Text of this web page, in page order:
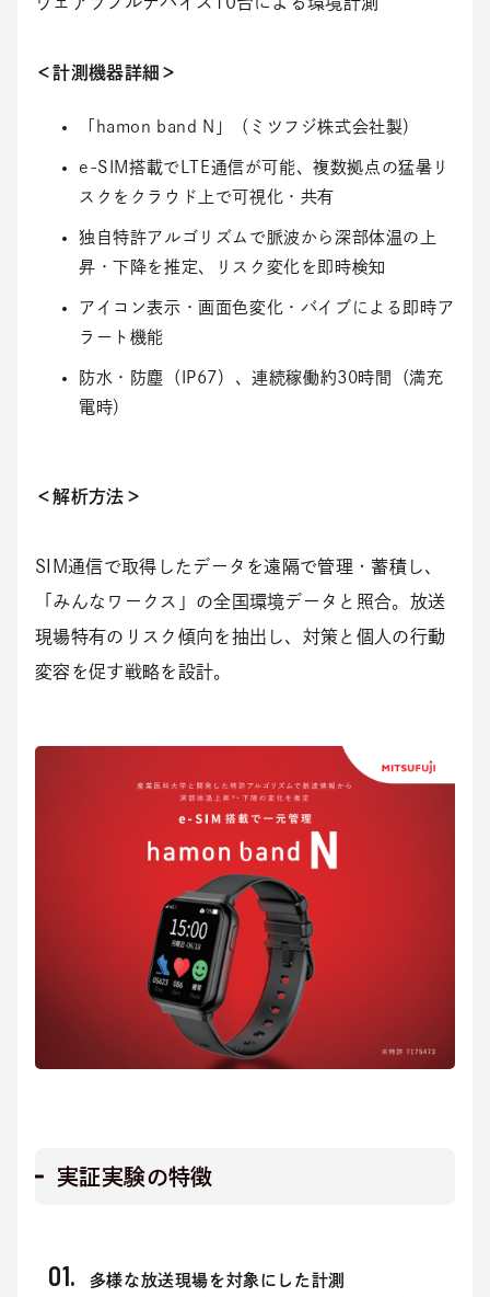
＜計測機器詳細＞
「hamon band N」（ミツフジ株式会社製）
e-SIM搭載でLTE通信が可能、複数拠点の猛暑リ
スクをクラウド上で可視化・共有
独自特許アルゴリズムで脈波から深部体温の上
昇・下降を推定、リスク変化を即時検知
アイコン表示・画面色変化・バイブによる即時ア
ラート機能
防水・防塵（IP67）、連続稼働約30時間（満充
電時）
＜解析方法＞
SIM通信で取得したデータを遠隔で管理・蓄積し、
「みんなワークス」の全国環境データと照合。放送
現場特有のリスク傾向を抽出し、対策と個人の行動
変容を促す戦略を設計。
実証実験の特徴
多様な放送現場を対象にした計測